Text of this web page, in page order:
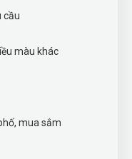
cầu
màu khác
mua sắm